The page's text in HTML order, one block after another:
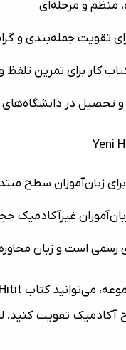
منظم و مرحله‌ای
تقویت جمله‌بندی و
کار برای تمرین تلفظ
و تحصیل در دانشگاه‌های
برای زبان‌آموزان سطح
غیرآکادمیک حجم
رسمی است و زبان
تقویت کنید.